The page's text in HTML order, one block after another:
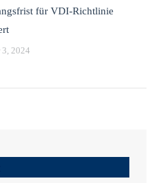
für VDI-Richtlinie
2024